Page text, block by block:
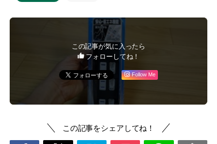
この記事が気に入ったら
フォローしてね！
Follow Me
この記事をシェアしてね！